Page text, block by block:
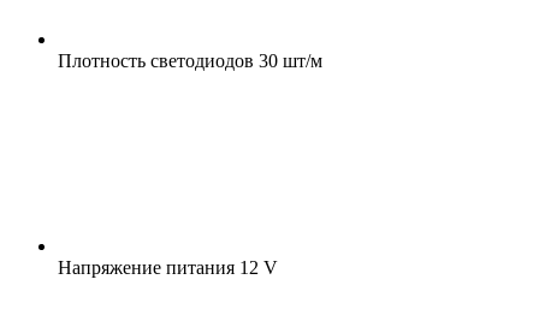
Плотность светодиодов 30 шт/м
Напряжение питания 12 V